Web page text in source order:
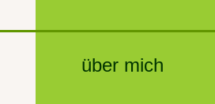
über mich